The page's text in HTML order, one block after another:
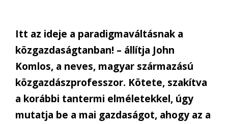
Itt az ideje a paradigmaváltásnak a
közgazdaságtanban! – állítja John
Komlos, a neves, magyar származású
közgazdászprofesszor. Kötete, szakítva
a korábbi tantermi elméletekkel, úgy
mutatja be a mai gazdaságot, ahogy az a